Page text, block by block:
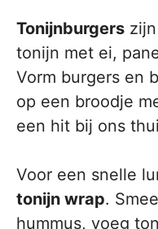
Tonijnburgers
tonijn met ei,
Vorm burgers en
op een broodje
een hit bij ons
Voor een snelle
tonijn wrap.
hummus, voeg